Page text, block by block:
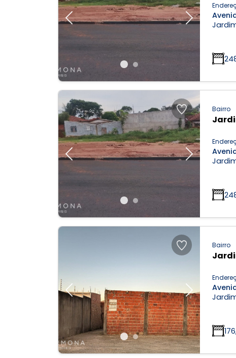
Previous Next
Previous Next
Bairro
Previous Next
Bairro